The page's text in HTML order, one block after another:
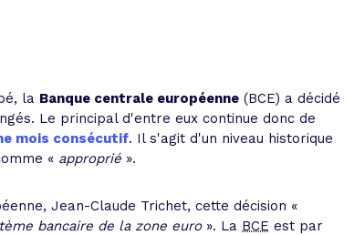
de crédits
la Banque centrale européenne (BCE) a décidé
Le principal d'entre eux continue donc de
mois consécutif. Il s'agit d'un niveau historique
« approprié ».
Jean-Claude Trichet, cette décision «
bancaire de la zone euro». La BCE est par